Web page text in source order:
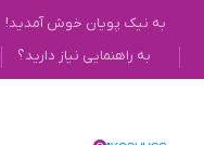
به نیک پویان خوش آمدید!
به راهنمایی نیاز دارید؟